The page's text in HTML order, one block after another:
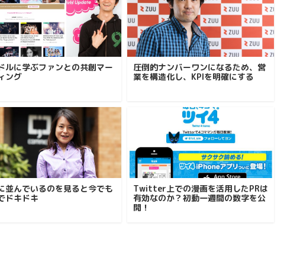
ルに学ぶファンとの共創マー
ング
圧倒的ナンバーワンになるため、営
業を構造化し、KPIを明確にする
並んでいるのを見ると今でも
ドキドキ
Twitter上での漫画を活用したPRは
有効なのか？初動一週間の数字を公
開！